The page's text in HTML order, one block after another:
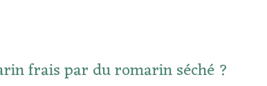
frais par du romarin séché ?